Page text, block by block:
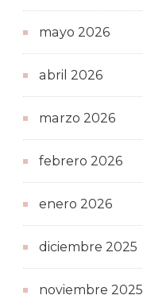
mayo 2026
abril 2026
marzo 2026
febrero 2026
enero 2026
diciembre 2025
noviembre 2025